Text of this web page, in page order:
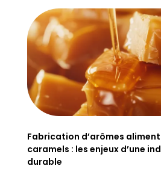
Fabrication d’arômes
caramels : les enjeux d’une
durable